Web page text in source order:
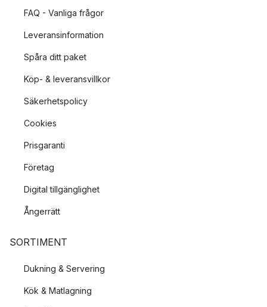
FAQ - Vanliga frågor
Leveransinformation
Spåra ditt paket
Köp- & leveransvillkor
Säkerhetspolicy
Cookies
Prisgaranti
Företag
Digital tillgänglighet
Ångerrätt
SORTIMENT
Dukning & Servering
Kök & Matlagning